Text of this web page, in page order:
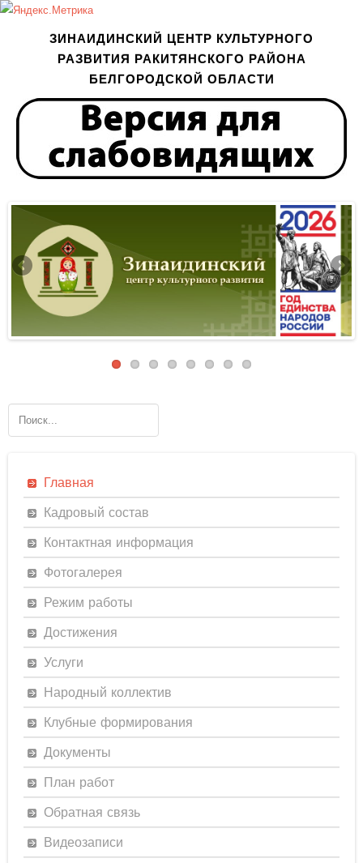
ЗИНАИДИНСКИЙ ЦЕНТР КУЛЬТУРНОГО
РАЗВИТИЯ РАКИТЯНСКОГО РАЙОНА
БЕЛГОРОДСКОЙ ОБЛАСТИ
Главная
Кадровый состав
Контактная информация
Фотогалерея
Режим работы
Достижения
Услуги
Народный коллектив
Клубные формирования
Документы
План работ
Обратная связь
Видеозаписи